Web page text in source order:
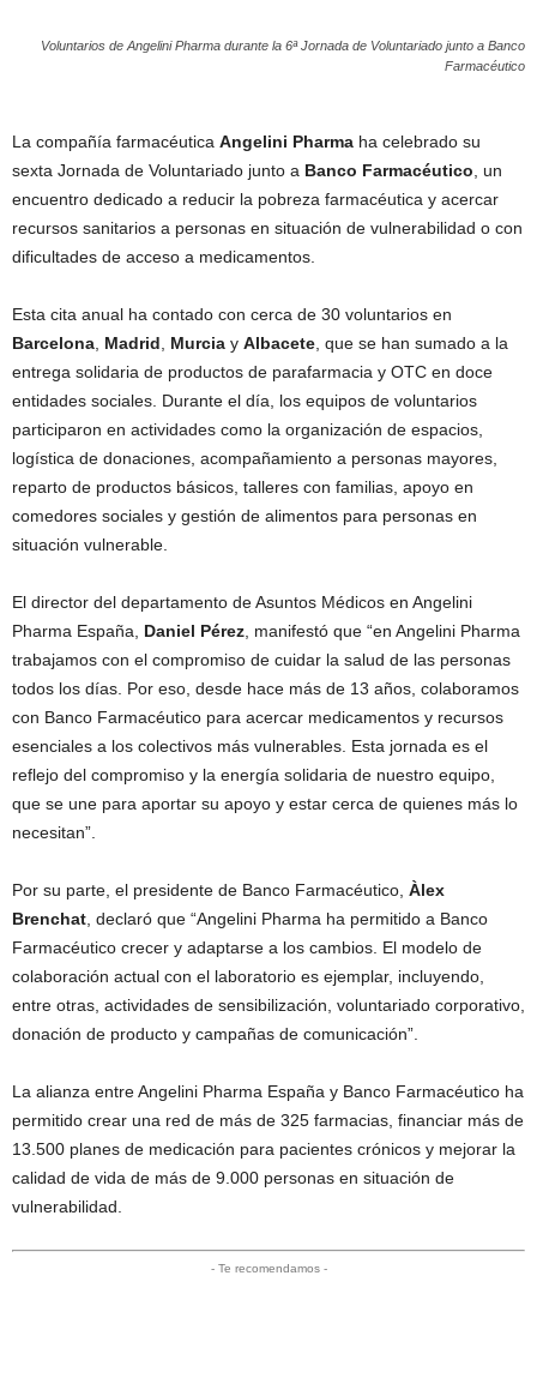
Voluntarios de Angelini Pharma durante la 6ª Jornada de Voluntariado junto a Banco
Farmacéutico
La compañía farmacéutica Angelini Pharma ha celebrado su
sexta Jornada de Voluntariado junto a Banco Farmacéutico , un
encuentro dedicado a reducir la pobreza farmacéutica y acercar
recursos sanitarios a personas en situación de vulnerabilidad o con
dificultades de acceso a medicamentos.
Esta cita anual ha contado con cerca de 30 voluntarios en
Barcelona Madrid Murcia y Albacete , que se han sumado a la
entrega solidaria de productos de parafarmacia y OTC en doce
entidades sociales. Durante el día, los equipos de voluntarios
participaron en actividades como la organización de espacios,
logística de donaciones, acompañamiento a personas mayores,
reparto de productos básicos, talleres con familias, apoyo en
comedores sociales y gestión de alimentos para personas en
situación vulnerable.
El director del departamento de Asuntos Médicos en Angelini
Pharma España, Daniel Pérez , manifestó que “en Angelini Pharma
trabajamos con el compromiso de cuidar la salud de las personas
todos los días. Por eso, desde hace más de 13 años, colaboramos
con Banco Farmacéutico para acercar medicamentos y recursos
esenciales a los colectivos más vulnerables. Esta jornada es el
reflejo del compromiso y la energía solidaria de nuestro equipo,
que se une para aportar su apoyo y estar cerca de quienes más lo
necesitan”.
Por su parte, el presidente de Banco Farmacéutico, Àlex
Brenchat , declaró que “Angelini Pharma ha permitido a Banco
Farmacéutico crecer y adaptarse a los cambios. El modelo de
colaboración actual con el laboratorio es ejemplar, incluyendo,
entre otras, actividades de sensibilización, voluntariado corporativo,
donación de producto y campañas de comunicación”.
La alianza entre Angelini Pharma España y Banco Farmacéutico ha
permitido crear una red de más de 325 farmacias, financiar más de
13.500 planes de medicación para pacientes crónicos y mejorar la
calidad de vida de más de 9.000 personas en situación de
vulnerabilidad.
- Te recomendamos -